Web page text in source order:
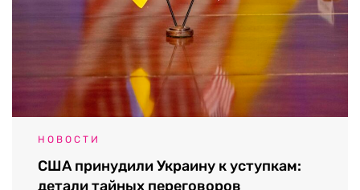
НОВОСТИ
США принудили Украину к уступкам:
детали тайных переговоров